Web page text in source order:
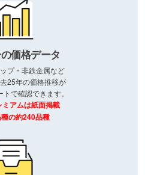
価格データ
プ・非鉄金属など
25年の価格推移が
で確認できます。
アムは紙面掲載
の約240品種